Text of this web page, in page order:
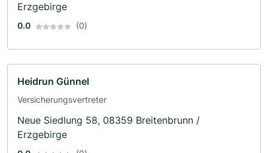
Erzgebirge
0.0 (0)
Heidrun Günnel
Versicherungsvertreter
Neue Siedlung 58, 08359 Breitenbrunn /
Erzgebirge